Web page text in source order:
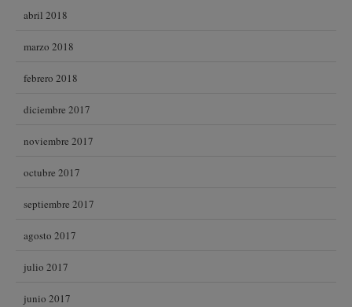
abril 2018
marzo 2018
febrero 2018
diciembre 2017
noviembre 2017
octubre 2017
septiembre 2017
agosto 2017
julio 2017
junio 2017